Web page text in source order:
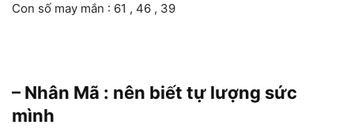
Con số may mắn : 61 , 46 , 39
– Nhân Mã : nên biết tự lượng sức
mình